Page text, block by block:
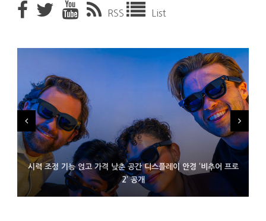
RSS List
시력 조정 기능 얹고 가격 낮춘 공간 디스플레이 안경 ‘비추어 프로
2’ 공개
D램 부족에 10억달러어치 아이폰18 프로세서 패키징 대기 중
300~400달러 반지형 스피커 준비하는 오픈AI